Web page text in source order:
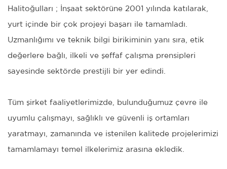
Halitoğulları ; İnşaat sektörüne 2001 yılında katılarak,
yurt içinde bir çok projeyi başarı ile tamamladı.
Uzmanlığımı ve teknik bilgi birikiminin yanı sıra, etik
değerlere bağlı, ilkeli ve şeffaf çalışma prensipleri
sayesinde sektörde prestijli bir yer edindi.
Tüm şirket faaliyetlerimizde, bulunduğumuz çevre ile
uyumlu çalışmayı, sağlıklı ve güvenli iş ortamları
yaratmayı, zamanında ve istenilen kalitede projelerimizi
tamamlamayı temel ilkelerimiz arasına ekledik.